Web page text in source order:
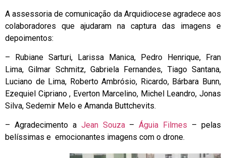
A assessoria de comunicação da Arquidiocese agradece aos
colaboradores que ajudaram na captura das imagens e
depoimentos:
– Rubiane Sarturi, Larissa Manica, Pedro Henrique, Fran
Lima, Gilmar Schmitz, Gabriela Fernandes, Tiago Santana,
Luciano de Lima, Roberto Ambrósio, Ricardo, Bárbara Bunn,
Ezequiel Cipriano , Everton Marcelino, Michel Leandro, Jonas
Silva, Sedemir Melo e Amanda Buttchevits.
– Agradecimento a Jean Souza–Águia Filmes – pelas
belíssimas e emocionantes imagens com o drone.